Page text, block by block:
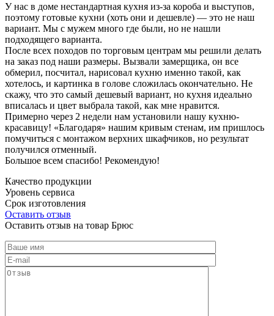
У нас в доме нестандартная кухня из-за короба и выступов,
поэтому готовые кухни (хоть они и дешевле) — это не наш
вариант. Мы с мужем много где были, но не нашли
подходящего варианта.
После всех походов по торговым центрам мы решили делать
на заказ под наши размеры. Вызвали замерщика, он все
обмерил, посчитал, нарисовал кухню именно такой, как
хотелось, и картинка в голове сложилась окончательно. Не
скажу, что это самый дешевый вариант, но кухня идеально
вписалась и цвет выбрала такой, как мне нравится.
Примерно через 2 недели нам установили нашу кухню-
красавицу! «Благодаря» нашим кривым стенам, им пришлось
помучиться с монтажом верхних шкафчиков, но результат
получился отменный.
Большое всем спасибо! Рекомендую!
Качество продукции
Уровень сервиса
Срок изготовления
Оставить отзыв
Оставить отзыв на товар Брюс